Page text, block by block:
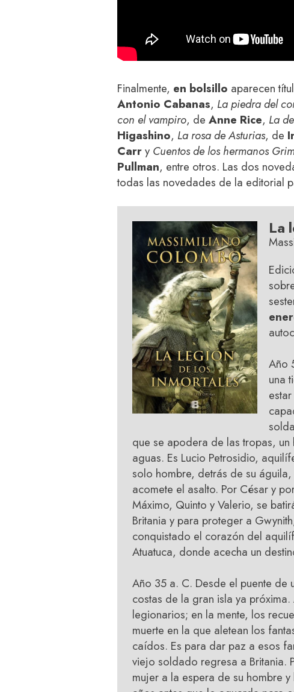
Finalmente, en bolsillo aparecen
Antonio Cabanas, La piedra del
con el vampiro, de Anne Rice, La
Higashino, La rosa de Asturias, de
Carry Cuentos de los hermanos
Pullman, entre otros. Las dos
todas las novedades de la editorial
La
Año
una
que se apodera de las tropas,
aguas. Es Lucio Petrosidio,
solo hombre, detrás de su
acomete el asalto. Por César y
Máximo, Quinto y Valerio, se
Britania y para proteger a
conquistado el corazón del
Atuatuca, donde acecha un
Año 35 a. C. Desde el puente de
costas de la gran isla ya
legionarios; en la mente, los
muerte en la que aletean los
caídos. Es para dar paz a esos
viejo soldado regresa a Britania.
mujer a la espera de su hombre